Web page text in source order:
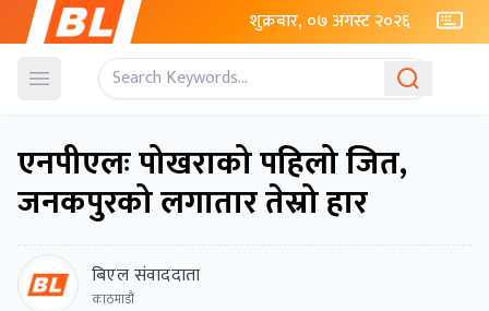
शुक्रबार, ०७ अगस्ट २०२६
Open menu
एनपीएलः पोखराको पहिलो जित,
जनकपुरको लगातार तेस्रो हार
बिएल संवाददाता
काठमाडौं